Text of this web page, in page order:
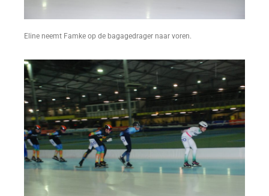
Eline neemt Famke op de bagagedrager naar voren.